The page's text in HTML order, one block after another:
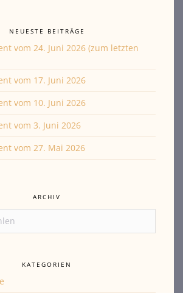
NEUESTE BEITRÄGE
vom 24. Juni 2026 (zum letzten
vom 17. Juni 2026
vom 10. Juni 2026
vom 3. Juni 2026
vom 27. Mai 2026
ARCHIV
KATEGORIEN